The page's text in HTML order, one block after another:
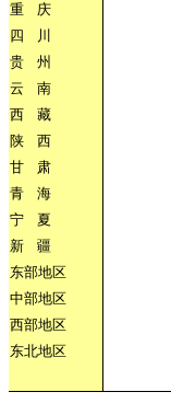
重
庆
四
川
贵
州
云
南
西
藏
陕
西
甘
肃
青
海
宁
夏
新
疆
东部地区
中部地区
西部地区
东北地区